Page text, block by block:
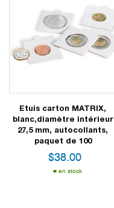
Etuis carton MATRIX,
blanc,diamètre intérieur
27,5 mm, autocollants,
paquet de 100
$38.00
en stock